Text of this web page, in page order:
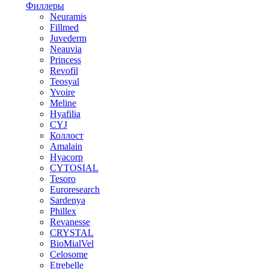
Филлеры
Neuramis
Fillmed
Juvederm
Neauvia
Princess
Revofil
Teosyal
Yvoire
Meline
Hyafilia
CYJ
Коллост
Amalain
Hyacorp
CYTOSIAL
Tesoro
Euroresearch
Sardenya
Phillex
Revanesse
CRYSTAL
BioMialVel
Celosome
Etrebelle